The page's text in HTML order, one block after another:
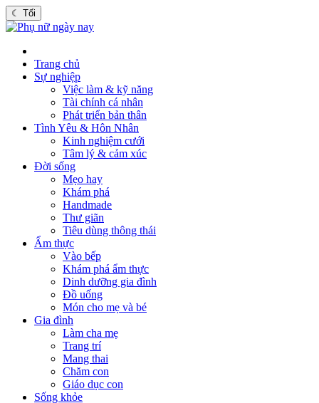
☾ Tối
Trang chủ
Sự nghiệp
Việc làm & kỹ năng
Tài chính cá nhân
Phát triển bản thân
Tình Yêu & Hôn Nhân
Kinh nghiệm cưới
Tâm lý & cảm xúc
Đời sống
Mẹo hay
Khám phá
Handmade
Thư giãn
Tiêu dùng thông thái
Ẩm thực
Vào bếp
Khám phá ẩm thực
Dinh dưỡng gia đình
Đồ uống
Món cho mẹ và bé
Gia đình
Làm cha mẹ
Trang trí
Mang thai
Chăm con
Giáo dục con
Sống khỏe